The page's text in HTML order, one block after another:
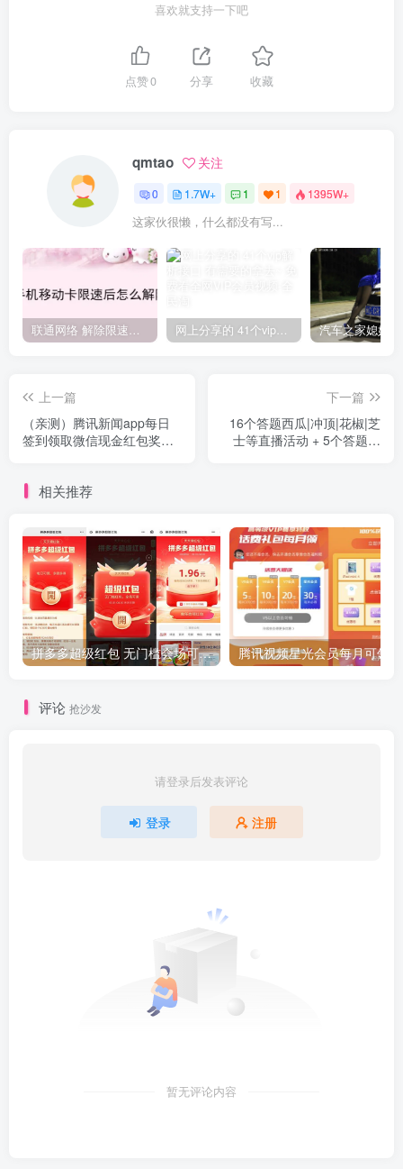
喜欢就支持一下吧
点赞0 分享 收藏
qmtao 关注
0 1.7W+ 1 1 1395W+
这家伙很懒，什么都没有写...
联通网络 解除限速方法参考！畅享、畅玩、老白干等及其它地区自测了 网上分享的 41个vip解析接口 有需要的拿去~ 免费看全网VIP会员视频
上一篇
（亲测）腾讯新闻app每日
签到领取微信现金红包奖励
下一篇
16个答题西瓜|冲顶|花椒|芝
士等直播活动 + 5个答题辅
相关推荐
拼多多超级红包 无门槛会场可用 天天可领 最高88.88元
评论 抢沙发
请登录后发表评论
登录 注册
暂无评论内容